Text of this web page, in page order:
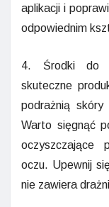
aplikacji i
odpowiednim
4. Środki do
skuteczne
podrażnią
Warto sięgnąć
oczyszczające
oczu. Upewnij
nie zawiera